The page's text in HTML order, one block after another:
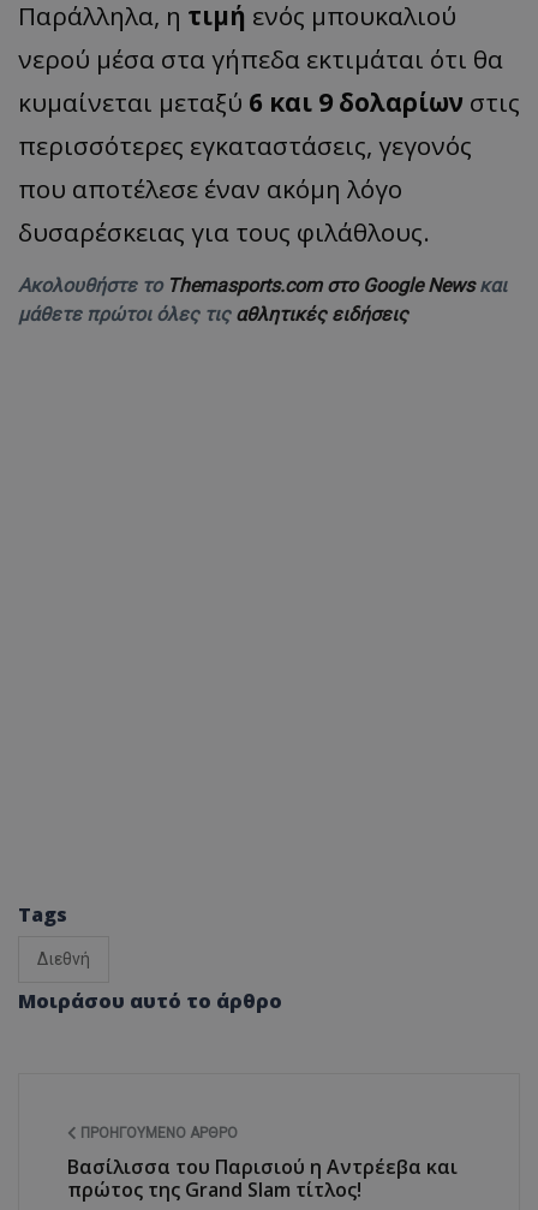
Παράλληλα, η τιμή ενός μπουκαλιού
νερού μέσα στα γήπεδα εκτιμάται ότι θα
κυμαίνεται μεταξύ 6 και 9 δολαρίων στις
περισσότερες εγκαταστάσεις, γεγονός
που αποτέλεσε έναν ακόμη λόγο
δυσαρέσκειας για τους φιλάθλους.
Ακολουθήστε το Themasports.com στο Google Newsκαι
μάθετε πρώτοι όλες τις αθλητικές ειδήσεις
Tags
Διεθνή
Μοιράσου αυτό το άρθρο
ΠΡΟΗΓΟΎΜΕΝΟ ΆΡΘΡΟ
Βασίλισσα του Παρισιού η Αντρέεβα και
πρώτος της Grand Slam τίτλος!